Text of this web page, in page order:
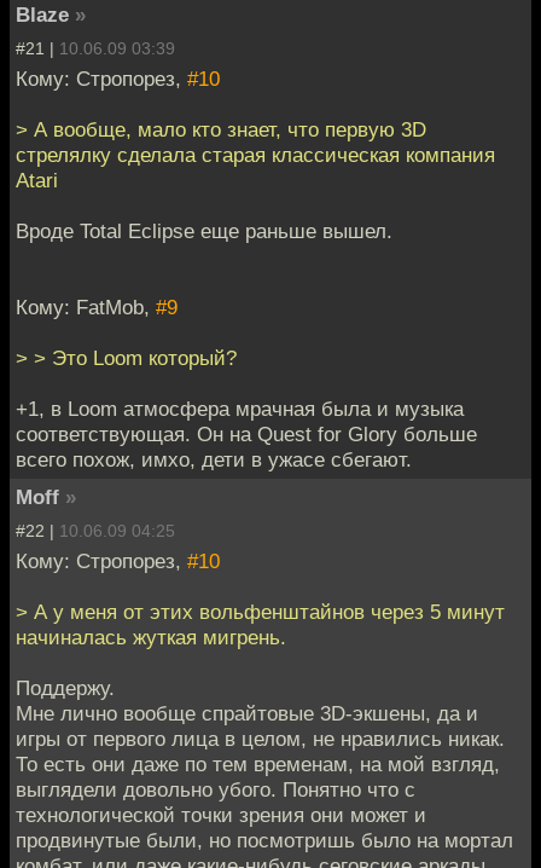
Blaze »
#21 | 10.06.09 03:39
Кому: Стропорез, #10
> А вообще, мало кто знает, что первую 3D
стрелялку сделала старая классическая компания
Atari
Вроде Total Eclipse еще раньше вышел.
Кому: FatMob, #9
> > Это Loom который?
+1, в Loom атмосфера мрачная была и музыка
соответствующая. Он на Quest for Glory больше
всего похож, имхо, дети в ужасе сбегают.
Moff »
#22 | 10.06.09 04:25
Кому: Стропорез, #10
> А у меня от этих вольфенштайнов через 5 минут
начиналась жуткая мигрень.
Поддержу.
Мне лично вообще спрайтовые 3D-экшены, да и
игры от первого лица в целом, не нравились никак.
То есть они даже по тем временам, на мой взгляд,
выглядели довольно убого. Понятно что с
технологической точки зрения они может и
продвинутые были, но посмотришь было на мортал